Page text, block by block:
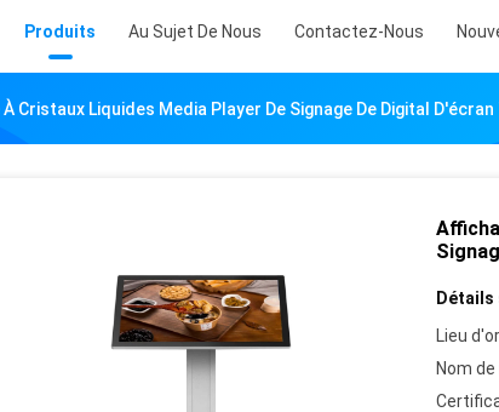
Produits Au Sujet De Nous Contactez-Nous
Cristaux Liquides Media Player De Signage De Digital D'écran
Lieu
Nom